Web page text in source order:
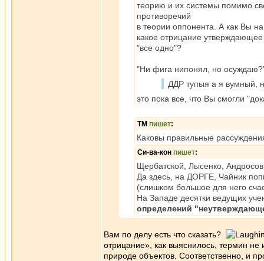
теорию и их системы помимо
противоречий
в теории оппонента. А как Вы
какое отрицание
"все одно"?
"Ни фига нипонял, но
ДДР тупыя а я вумный,
это пока все, что Вы смогли
ТМ пишет:
Каковы правильные
Си-ва-кон пишет:
Щербатской, Лысенко,
Да здесь, на ДОРГЕ, Чайник
(слишком большое для него
На Западе десятки ведущих
определений
Вам по делу есть что сказать?
отрицание», как выяснилось, термин не
природе объектов. Соответственно, и